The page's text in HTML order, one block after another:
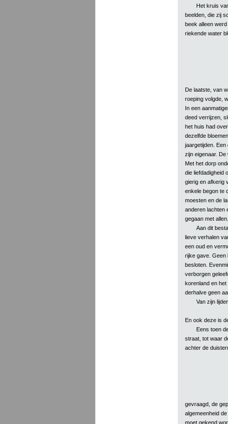
Het kruis
beelden, die zij
beek alleen
riekende water
De laatste, van
roeping volgde,
In een
deed verrijzen,
het huis had
dezelfde
jaargetijden.
zijn eigenaar.
Met het dorp
die liefdadigheid
gierig en afkerig
enkele begon te
moesten en de
anderen lachten
gegaan met allen...
Aan dit
lieve verhalen
een oud en
rijke gave. Geen
besloten.
verborgen
korenland en
derhalve geen
Van zijn
En ook deze is
Eens toen
straat, tot waar
achter de
gevraagd, de
algemeenheid
moet gekend